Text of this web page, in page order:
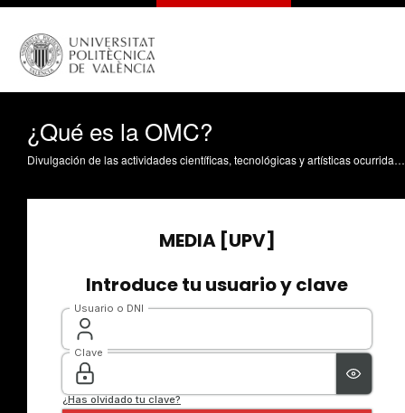
¿Qué es la OMC?
Divulgación de las actividades científicas, tecnológicas y artísticas ocurridas en los tres campus de la UPV